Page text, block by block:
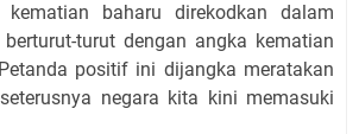
baharu direkodkan dalam
turut dengan angka kematian
positif ini dijangka meratakan
negara kita kini memasuki